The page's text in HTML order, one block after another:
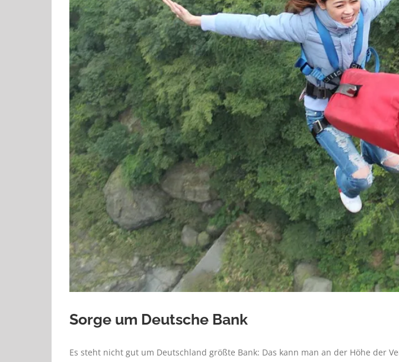
Sorge um Deutsche Bank
Es steht nicht gut um Deutschland größte Bank: Das kann man an der Höhe der